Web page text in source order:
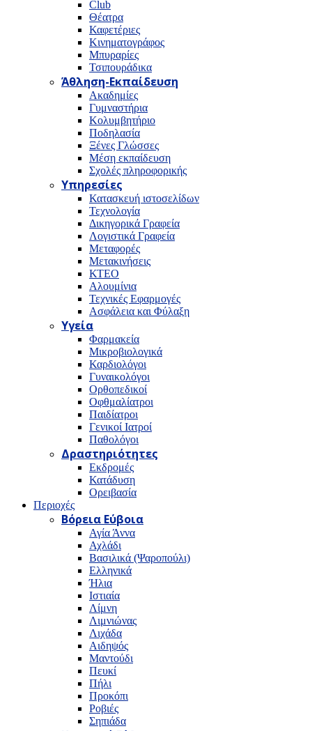
Club
Θέατρα
Καφετέριες
Κινηματογράφος
Μπυραρίες
Τσιπουράδικα
Άθληση-Εκπαίδευση
Ακαδημίες
Γυμναστήρια
Κολυμβητήριο
Ποδηλασία
Ξένες Γλώσσες
Μέση εκπαίδευση
Σχολές πληροφορικής
Υπηρεσίες
Κατασκευή ιστοσελίδων
Τεχνολογία
Δικηγορικά Γραφεία
Λογιστικά Γραφεία
Μεταφορές
Μετακινήσεις
ΚΤΕΟ
Αλουμίνια
Τεχνικές Εφαρμογές
Ασφάλεια και Φύλαξη
Υγεία
Φαρμακεία
Μικροβιολογικά
Καρδιολόγοι
Γυναικολόγοι
Ορθοπεδικοί
Οφθμαλίατροι
Παιδίατροι
Γενικοί Ιατροί
Παθολόγοι
Δραστηριότητες
Εκδρομές
Κατάδυση
Ορειβασία
Περιοχές
Βόρεια Εύβοια
Αγία Άννα
Αχλάδι
Βασιλικά (Ψαροπούλι)
Ελληνικά
Ήλια
Ιστιαία
Λίμνη
Λιμνιώνας
Λιχάδα
Αιδηψός
Μαντούδι
Πευκί
Πήλι
Προκόπι
Ροβιές
Σηπιάδα